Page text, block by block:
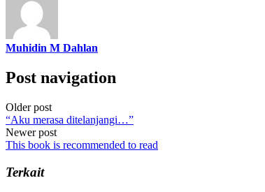
Muhidin M Dahlan
Post navigation
Older post
“Aku merasa ditelanjangi…”
Newer post
This book is recommended to read
Terkait